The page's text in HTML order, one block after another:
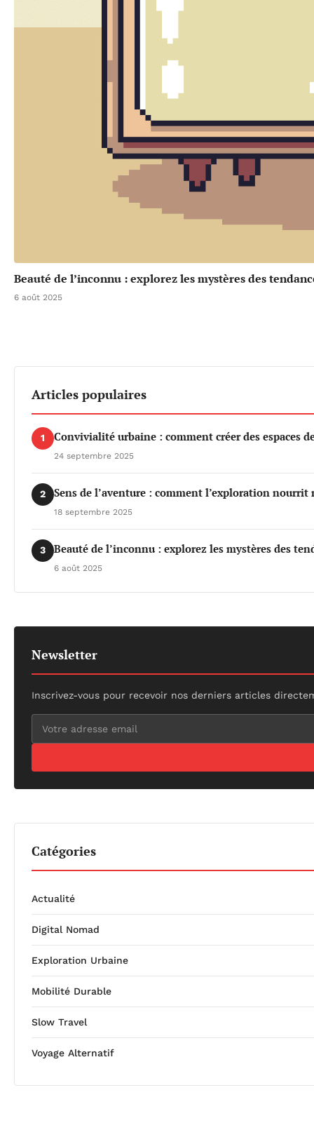
Beauté de l’inconnu : explorez les mystères des
6 août 2025
Articles populaires
1 Convivialité urbaine : comment créer des espaces
24 septembre 2025
2 Sens de l’aventure : comment l’exploration nourrit
18 septembre 2025
3 Beauté de l’inconnu : explorez les mystères des
6 août 2025
Newsletter
Inscrivez-vous pour recevoir nos derniers articles
Catégories
Actualité
Digital Nomad
Exploration Urbaine
Mobilité Durable
Slow Travel
Voyage Alternatif